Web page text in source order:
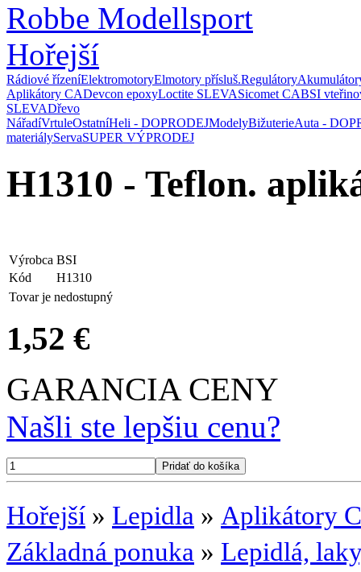
Robbe Modellsport
Hořejší
Rádiové řízeníElektromotoryElmotory přísluš.Regulátory
Aplikátory CADevcon epoxyLoctite SLEVASicomet CABSI
SLEVADřevo
NářadíVrtuleOstatníHeli - DOPRODEJModelyBižuterieAuta -
materiályServaSUPER VÝPRODEJ
H1310 - Teflon.
Výrobca BSI
Kód
H1310
Tovar je nedostupný
1,52 €
GARANCIA CENY
Našli ste lepšiu cenu?
Hořejší » Lepidla » Aplikátory
Základná ponuka » Lepidlá,